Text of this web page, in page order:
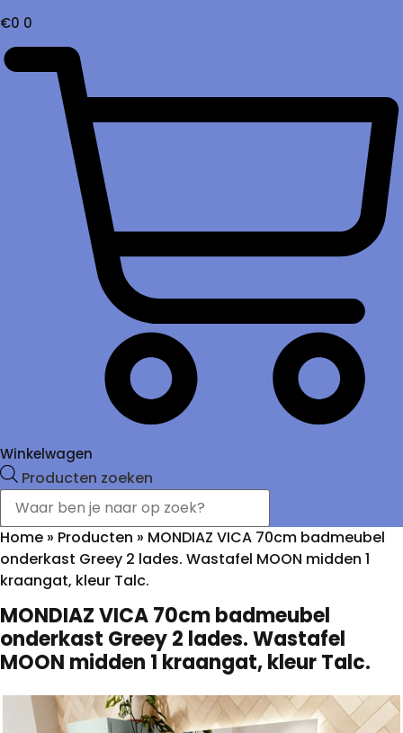
€0 0
Winkelwagen
Producten zoeken
Home » Producten » MONDIAZ VICA 70cm badmeubel
onderkast Greey 2 lades. Wastafel MOON midden 1
kraangat, kleur Talc.
MONDIAZ VICA 70cm badmeubel
onderkast Greey 2 lades. Wastafel
MOON midden 1 kraangat, kleur Talc.